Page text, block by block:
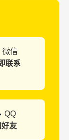
微信
联系
QQ
好友